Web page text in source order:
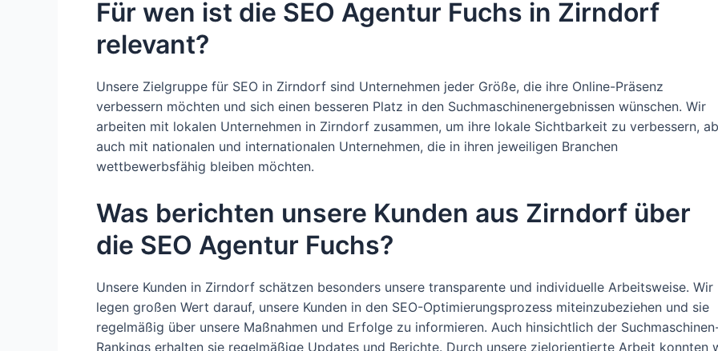
Für wen ist die SEO Agentur Fuchs in Zirndorf
relevant?
Unsere Zielgruppe für SEO in Zirndorf sind Unternehmen jeder Größe, die ihre Online-Präsenz
verbessern möchten und sich einen besseren Platz in den Suchmaschinenergebnissen wünschen. Wir
arbeiten mit lokalen Unternehmen in Zirndorf zusammen, um ihre lokale Sichtbarkeit zu verbessern,
auch mit nationalen und internationalen Unternehmen, die in ihren jeweiligen Branchen
wettbewerbsfähig bleiben möchten.
Was berichten unsere Kunden aus Zirndorf über
die SEO Agentur Fuchs?
Unsere Kunden in Zirndorf schätzen besonders unsere transparente und individuelle Arbeitsweise. Wir
legen großen Wert darauf, unsere Kunden in den SEO-Optimierungsprozess miteinzubeziehen und sie
regelmäßig über unsere Maßnahmen und Erfolge zu informieren. Auch hinsichtlich der
Rankings erhalten sie regelmäßige Updates und Berichte. Durch unsere zielorientierte Arbeit konnten